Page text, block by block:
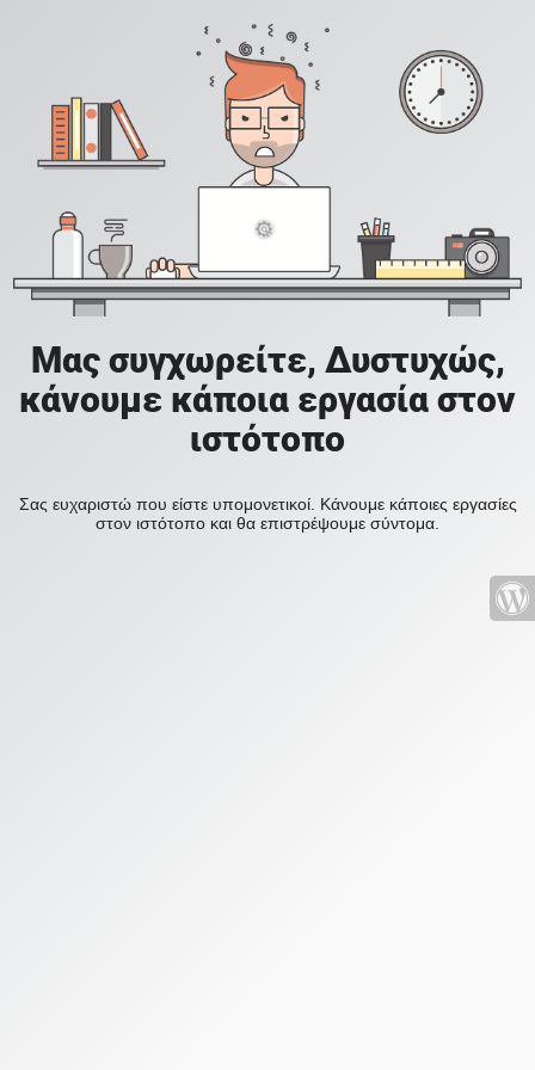
Μας συγχωρείτε, Δυστυχώς,
κάνουμε κάποια εργασία στον
ιστότοπο
Σας ευχαριστώ που είστε υπομονετικοί. Κάνουμε κάποιες εργασίες
στον ιστότοπο και θα επιστρέψουμε σύντομα.